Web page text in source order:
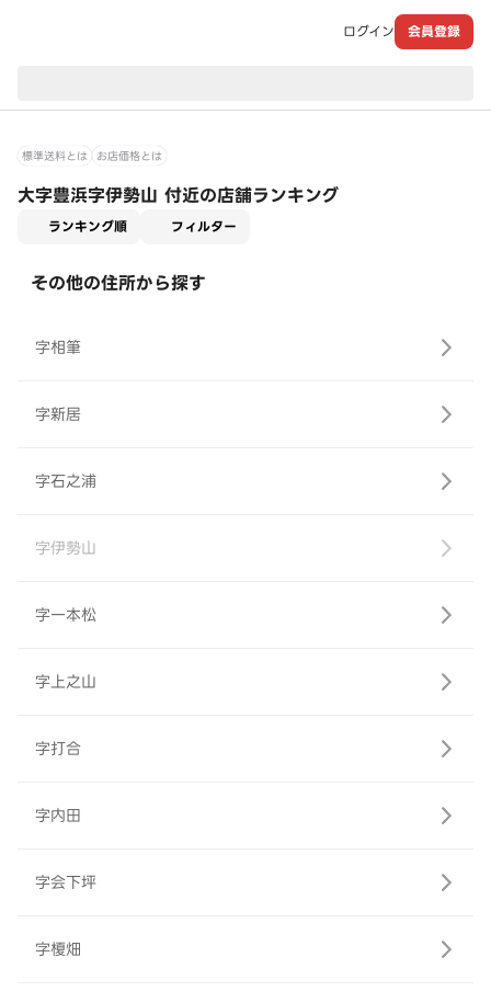
ログイン 会員登録
標準送料とは お店価格とは
大字豊浜字伊勢山 付近の店舗ランキング
ランキング順 フィルター
その他の住所から探す
字相筆
字新居
字石之浦
字伊勢山
字一本松
字上之山
字打合
字内田
字会下坪
字榎畑